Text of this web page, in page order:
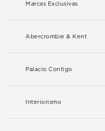
Marcas Exclusivas
Abercrombie & Kent
Palacio Contigo
Interiorismo